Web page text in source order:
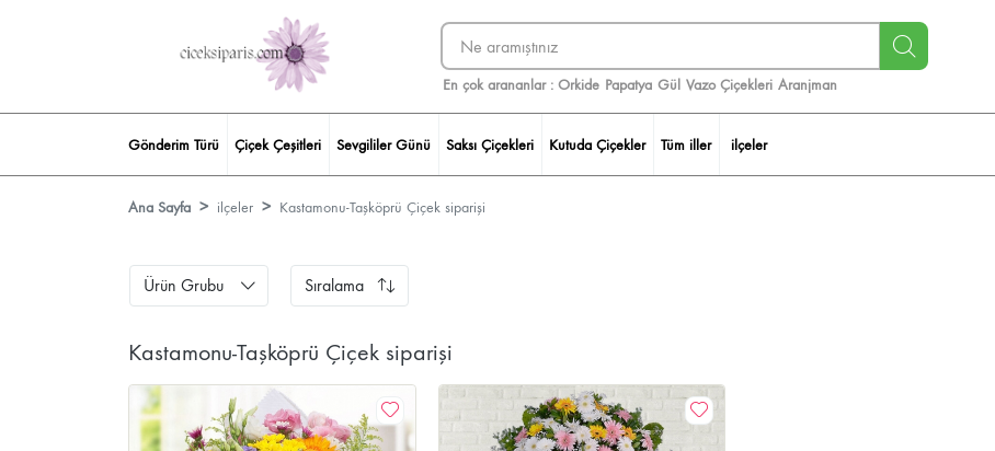
En çok arananlar : Orkide Papatya Gül Vazo Çiçekleri Aranjman
Gönderim Türü Çiçek Çeşitleri Sevgililer Günü Saksı Çiçekleri Kutuda Çiçekler Tüm iller ilçeler
Ana Sayfa ilçeler Kastamonu-Taşköprü Çiçek siparişi
Ürün Grubu Sıralama
Kastamonu-Taşköprü Çiçek siparişi